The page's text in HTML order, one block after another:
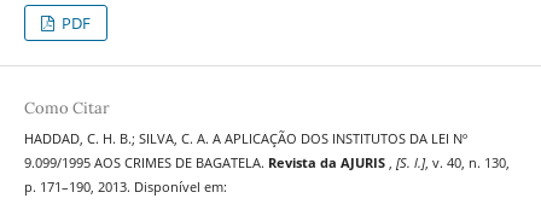
PDF
Como Citar
HADDAD, C. H. B.; SILVA, C. A. A APLICAÇÃO DOS INSTITUTOS DA LEI Nº
9.099/1995 AOS CRIMES DE BAGATELA. Revista da AJURIS , [S. l.], v. 40, n. 130,
p. 171–190, 2013. Disponível em: